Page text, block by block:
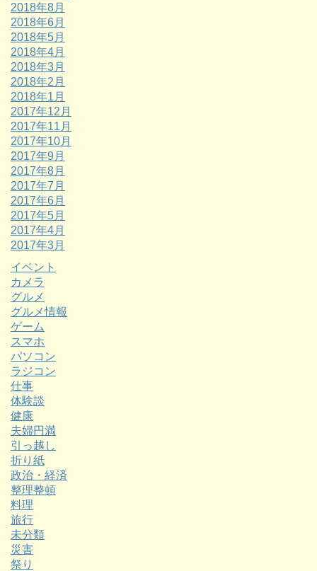
2018年8月
2018年6月
2018年5月
2018年4月
2018年3月
2018年2月
2018年1月
2017年12月
2017年11月
2017年10月
2017年9月
2017年8月
2017年7月
2017年6月
2017年5月
2017年4月
2017年3月
イベント
カメラ
グルメ
グルメ情報
ゲーム
スマホ
パソコン
ラジコン
仕事
体験談
健康
夫婦円満
引っ越し
折り紙
政治・経済
整理整頓
料理
旅行
未分類
災害
祭り